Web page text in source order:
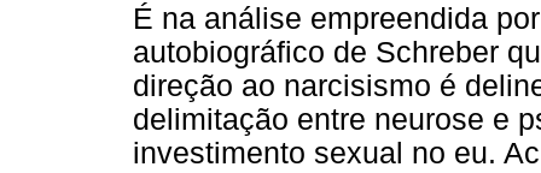
É na análise empreendida
autobiográfico de Schreber
direção ao narcisismo é
delimitação entre neurose e
investimento sexual no eu.